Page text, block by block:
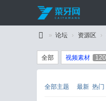
C
ai
» 论坛 › 资源区 ›
全部 视频素材 120
全部主题 最新 热门